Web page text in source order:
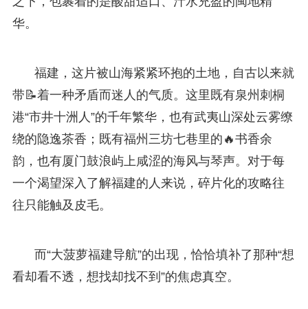
华。
福建，这片被山海紧紧环抱的土地，自古以来就
带📝着一种矛盾而迷人的气质。这里既有泉州刺桐
港“市井十洲人”的千年繁华，也有武夷山深处云雾缭
绕的隐逸茶香；既有福州三坊七巷里的🔥书香余
韵，也有厦门鼓浪屿上咸涩的海风与琴声。对于每
一个渴望深入了解福建的人来说，碎片化的攻略往
往只能触及皮毛。
而“大菠萝福建导航”的出现，恰恰填补了那种“想
看却看不透，想找却找不到”的焦虑真空。